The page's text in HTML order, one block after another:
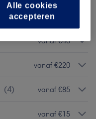
vanaf €25
vanaf €40
vanaf €220
(4) vanaf €85
vanaf €15
Alle cookies
accepteren